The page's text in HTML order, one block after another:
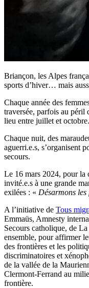
Briançon, les Alpes
sports d’hiver… mais
Chaque année des
traversée, parfois au péril
lieu entre juillet et octobre.
Chaque nuit, des
aguerri.e.s, s’organisent
secours.
Le 16 mars 2024, pour la
invité.e.s à une grande
exilées : « Désarmons les
A l’initiative de Tous
Emmaüs, Amnesty
Secours catholique, de
ensemble, pour affirmer
des frontières et les
discriminatoires et
de la vallée de la
Clermont-Ferrand au
frontière.